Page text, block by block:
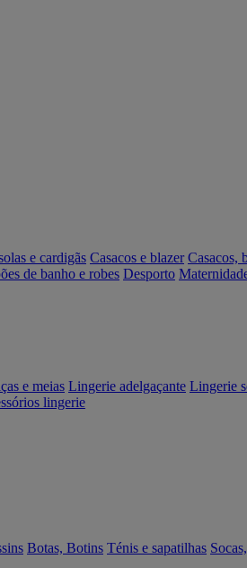
e cardigãs Casacos e blazer Casacos,
de banho e robes Desporto
e meias Lingerie adelgaçante Lingerie
lingerie
Botas, Botins Ténis e sapatilhas